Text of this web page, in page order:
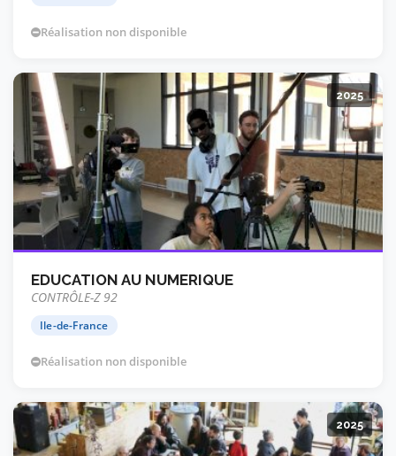
Réalisation non disponible
2025
EDUCATION AU NUMERIQUE
CONTRÔLE-Z 92
Ile-de-France
Réalisation non disponible
2025